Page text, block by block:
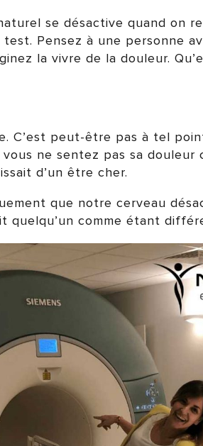
se désactive quand on
test. Pensez à une personne
la vivre de la douleur.
C’est peut-être pas à tel
ne sentez pas sa douleur
d’un être cher.
que notre cerveau
quelqu’un comme étant